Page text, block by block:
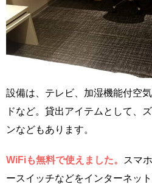
設備は、テレビ、加湿機能付空
ドなど。貸出アイテムとして、
ンなどもあります。
WiFiも無料で使えました。
スマ
ースイッチなどをインターネッ